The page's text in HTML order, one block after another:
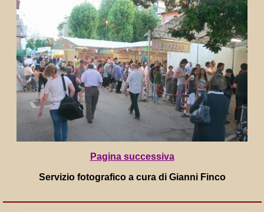
Pagina successiva
Servizio fotografico a cura di Gianni Finco